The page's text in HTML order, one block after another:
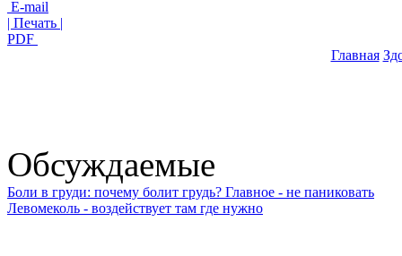
E-mail
| Печать |
PDF
Главная
Обсуждаемые
Боли в груди: почему болит грудь? Главное - не паниковать
Левомеколь - воздействует там где нужно